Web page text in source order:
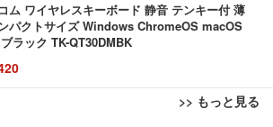
ム ワイヤレスキーボード 静音 テンキー付 薄
パクトサイズ Windows ChromeOS macOS
ラック TK-QT30DMBK
>> もっと見る